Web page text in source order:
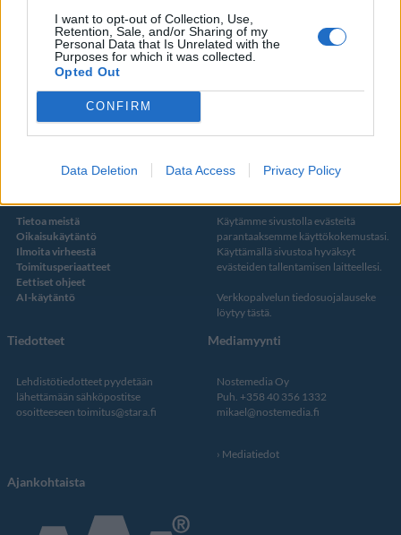
I want to opt-out of Collection, Use,
Retention, Sale, and/or Sharing of my
Personal Data that Is Unrelated with the
Purposes for which it was collected.
Opted Out
CONFIRM
Data Deletion Data Access Privacy Policy
Some
Facebook
Kustantaja ja toimitus
Tietoa meistä
Oikaisukäytäntö
Ilmoita virheestä
Toimitusperiaatteet
Eettiset ohjeet
AI-käytäntö
Tietosuojalauseke
Käytämme sivustolla evästeitä
parantaaksemme käyttökokemustasi.
Käyttämällä sivustoa hyväksyt
evästeiden tallentamisen laitteellesi.
Verkkopalvelun tiedosuojalauseke
löytyy tästä
Tiedotteet
Lehdistötiedotteet pyydetään
lähettämään sähköpostitse
osoitteeseen toimitus@stara.fi
Mediamyynti
Nostemedia Oy
Puh. +358 40 356 1332
mikael@nostemedia.fi
Mediatiedot
Ajankohtaista